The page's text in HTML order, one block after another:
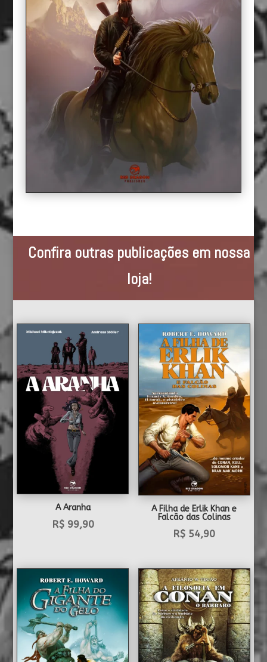
Confira outras publicações em nossa
loja!
A Aranha
R$99,90
A Filha de Erlik Khan e
Falcão das Colinas
R$ 54,90